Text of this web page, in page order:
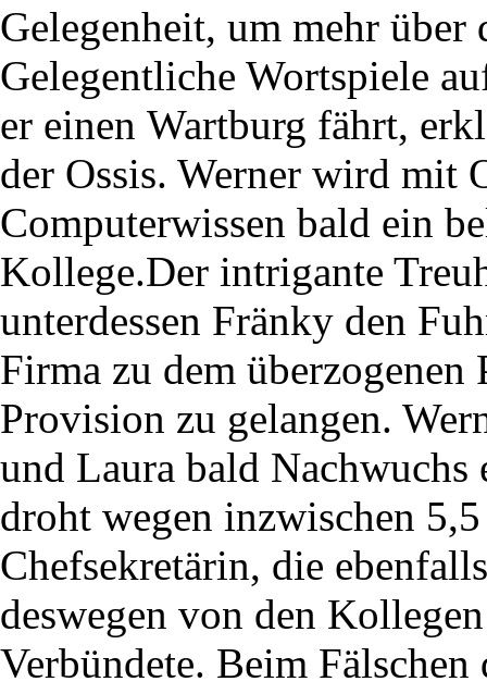
Gelegenheit, um mehr über
Gelegentliche Wortspiele
er einen Wartburg fährt,
der Ossis. Werner wird mit
Computerwissen bald ein
Kollege.Der intrigante
unterdessen Fränky den
Firma zu dem
Provision zu gelangen.
und Laura bald Nachwuchs
droht wegen inzwischen
Chefsekretärin, die
deswegen von den
Verbündete. Beim Fälschen